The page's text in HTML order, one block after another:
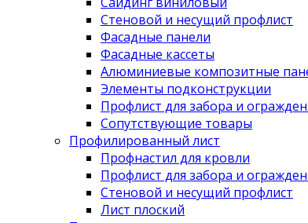
Стеновой и несущий профлист
Фасадные панели
Фасадные кассеты
Алюминиевые композитные
Элементы подконструкции
Профлист для забора и
Сопутствующие товары
Профилированный лист
Профнастил для кровли
Профлист для забора и
Стеновой и несущий профлист
Лист плоский